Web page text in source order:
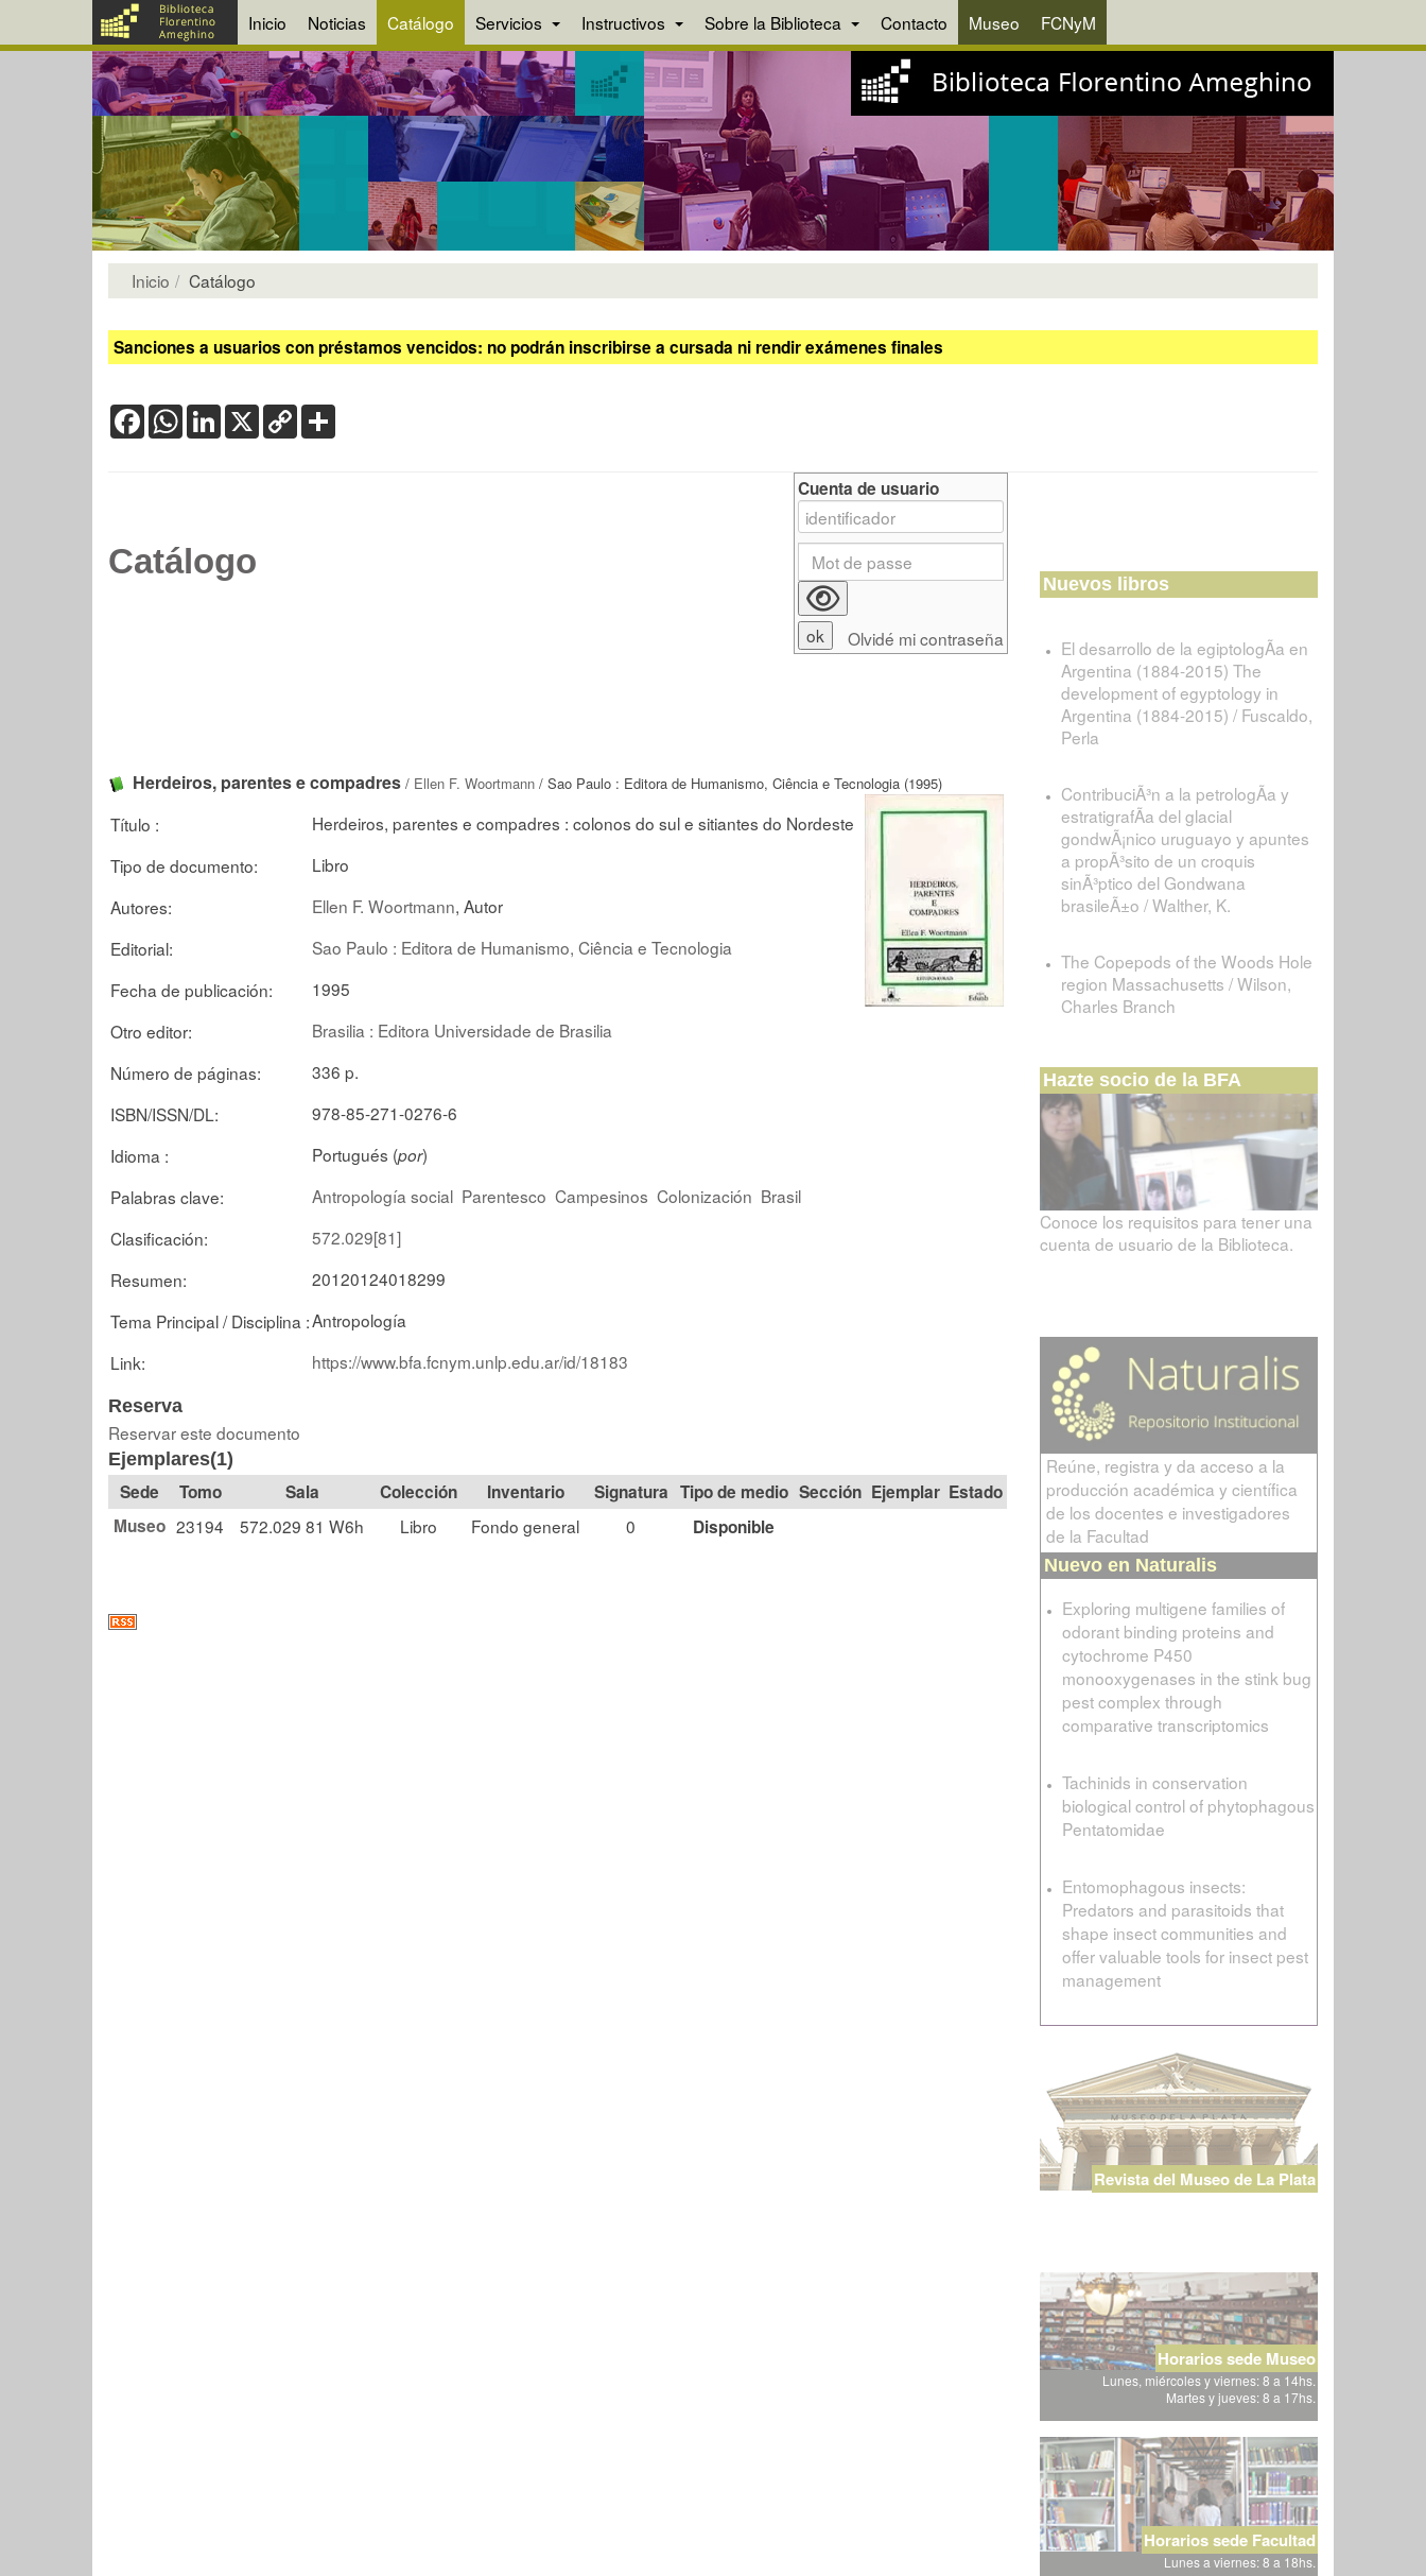
Inicio Noticias Catálogo Servicios Instructivos Sobre la Biblioteca Contacto Museo FCNyM
Inicio Catálogo
Sanciones a usuarios con préstamos vencidos: no podrán inscribirse a cursada ni rendir exámenes finales
FacebookWhatsApp
LinkedIn
X Copy
Link
Catálogo
Herdeiros, parentes e compadres / Ellen F. Woortmann / Sao Paulo : Editora de Humanismo, Ciência e Tecnologia (1995)
Título :
Herdeiros, parentes e compadres : colonos do sul e sitiantes do Nordeste
Tipo de documento:
Libro
Autores:
Ellen F. Woortmann, Autor
Editorial:
Sao Paulo : Editora de Humanismo, Ciência e Tecnologia
Fecha de publicación:
1995
Otro editor:
Brasilia : Editora Universidade de Brasilia
Número de páginas:
336 p.
ISBN/ISSN/DL:
978-85-271-0276-6
Idioma :
Portugués (por)
Palabras clave:
Antropología social Parentesco Campesinos Colonización Brasil
Clasificación:
572.029[81]
Resumen:
20120124018299
Tema Principal / Disciplina :Antropología
Link:
https://www.bfa.fcnym.unlp.edu.ar/id/18183
Reserva
Reservar este documento
Ejemplares(1)
Tomo Sala Colección Signatura Tipo de medio Sección
Estado
Museo 23194 572.029 81 W6h Libro Fondo general 0 Disponible
Cuenta de usuario
Olvidé mi contraseña
Nuevos libros
El desarrollo de la egiptologÃ­a en
Argentina (1884-2015) The
development of egyptology in
Argentina (1884-2015) / Fuscaldo,
Perla
ContribuciÃ³n a la petrologÃ­a y
estratigrafÃ­a del glacial
gondwÃ¡nico uruguayo y apuntes
a propÃ³sito de un croquis
sinÃ³ptico del Gondwana
brasileÃ±o / Walther, K.
The Copepods of the Woods Hole
region Massachusetts / Wilson,
Charles Branch
Hazte socio de la BFA
Conoce los requisitos para tener una
cuenta de usuario de la Biblioteca.
Reúne, registra y da acceso a la
producción académica y científica
de los docentes e investigadores
de la Facultad
Nuevo en Naturalis
Exploring multigene families of
odorant binding proteins and
cytochrome P450
monooxygenases in the stink bug
pest complex through
comparative transcriptomics
Tachinids in conservation
biological control of phytophagous
Pentatomidae
Entomophagous insects:
Predators and parasitoids that
shape insect communities and
offer valuable tools for insect pest
management
Revista del Museo de La Plata
Horarios sede Museo
Lunes, miércoles y viernes: 8 a 14hs.
Martes y jueves: 8 a 17hs.
Horarios sede Facultad
Lunes a viernes: 8 a 18hs.